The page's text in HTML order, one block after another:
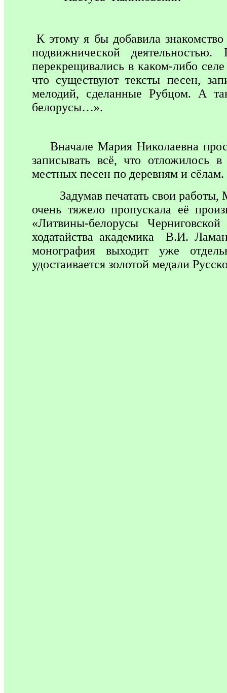
К этому я бы добавила
подвижнической
перекрещивались в каком-либо
что существуют тексты песен,
мелодий, сделанные Рубцом. А
белорусы…».
Вначале Мария Николаевна
записывать всё, что отложилось
местных песен по деревням и сёлам.
Задумав печатать свои работы,
очень тяжело пропускала её
«Литвины-белорусы
ходатайства академика В.И.
монография выходит уже
удостаивается золотой медали